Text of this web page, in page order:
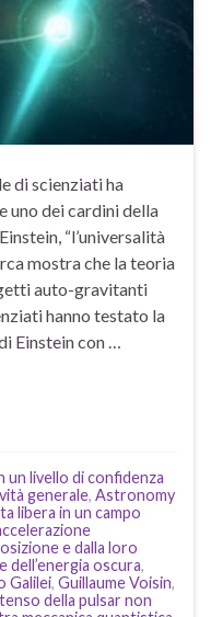
di scienziati ha
uno dei cardini della
“l’universalità
mostra che la teoria
auto-gravitanti
hanno testato la
Einstein con …
un livello di confidenza
generale, Astronomy
libera in un campo
e dalla loro
dell’energia oscura,
Galilei, Guillaume Voisin,
della pulsar non